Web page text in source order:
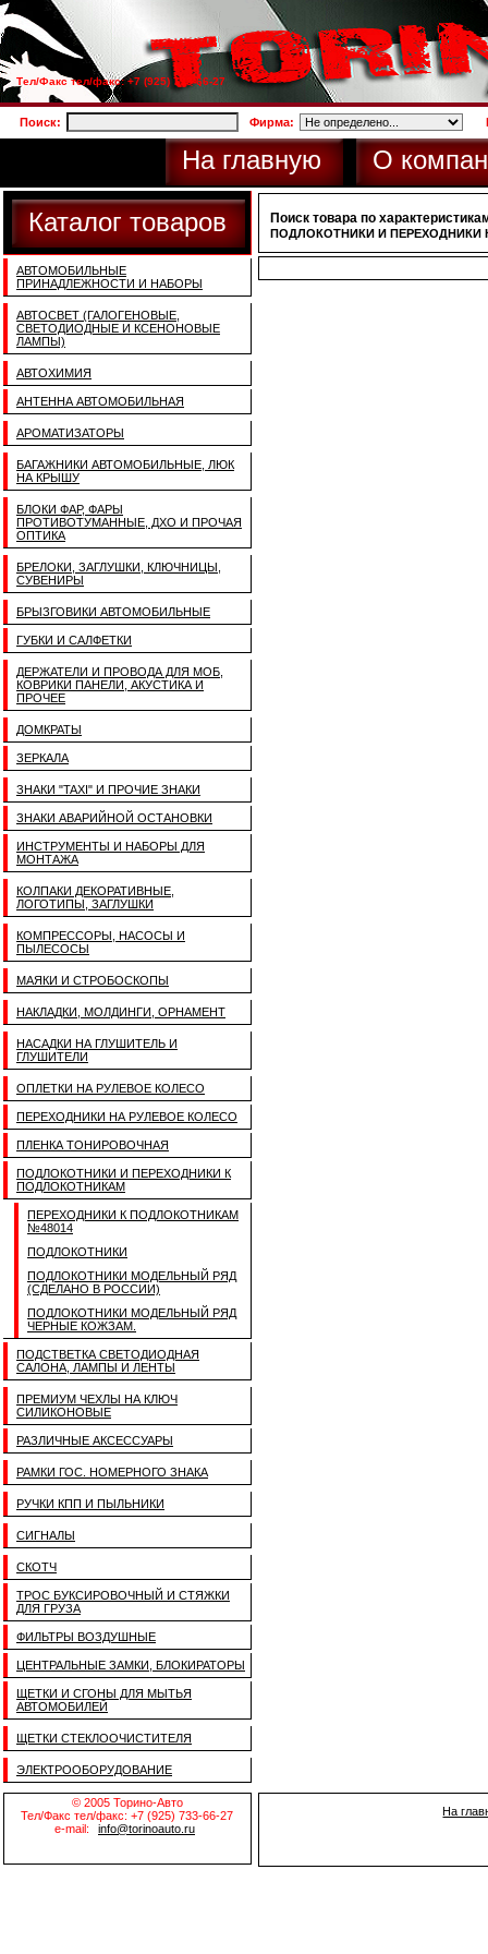
Тел/Факс тел/факс: +7 (925) 733-66-27
Поиск: Фирма:
На главную О
Каталог товаров
АВТОМОБИЛЬНЫЕ
ПРИНАДЛЕЖНОСТИ И НАБОРЫ
АВТОСВЕТ (ГАЛОГЕНОВЫЕ,
СВЕТОДИОДНЫЕ И КСЕНОНОВЫЕ
ЛАМПЫ)
АВТОХИМИЯ
АНТЕННА АВТОМОБИЛЬНАЯ
АРОМАТИЗАТОРЫ
БАГАЖНИКИ АВТОМОБИЛЬНЫЕ, ЛЮК
НА КРЫШУ
БЛОКИ ФАР, ФАРЫ
ПРОТИВОТУМАННЫЕ, ДХО И ПРОЧАЯ
ОПТИКА
БРЕЛОКИ, ЗАГЛУШКИ, КЛЮЧНИЦЫ,
СУВЕНИРЫ
БРЫЗГОВИКИ АВТОМОБИЛЬНЫЕ
ГУБКИ И САЛФЕТКИ
ДЕРЖАТЕЛИ И ПРОВОДА ДЛЯ МОБ,
КОВРИКИ ПАНЕЛИ, АКУСТИКА И
ПРОЧЕЕ
ДОМКРАТЫ
ЗЕРКАЛА
ЗНАКИ "TAXI" И ПРОЧИЕ ЗНАКИ
ЗНАКИ АВАРИЙНОЙ ОСТАНОВКИ
ИНСТРУМЕНТЫ И НАБОРЫ ДЛЯ
МОНТАЖА
КОЛПАКИ ДЕКОРАТИВНЫЕ,
ЛОГОТИПЫ, ЗАГЛУШКИ
КОМПРЕССОРЫ, НАСОСЫ И
ПЫЛЕСОСЫ
МАЯКИ И СТРОБОСКОПЫ
НАКЛАДКИ, МОЛДИНГИ, ОРНАМЕНТ
НАСАДКИ НА ГЛУШИТЕЛЬ И
ГЛУШИТЕЛИ
ОПЛЕТКИ НА РУЛЕВОЕ КОЛЕСО
ПЕРЕХОДНИКИ НА РУЛЕВОЕ КОЛЕСО
ПЛЕНКА ТОНИРОВОЧНАЯ
ПОДЛОКОТНИКИ И ПЕРЕХОДНИКИ К
ПОДЛОКОТНИКАМ
ПЕРЕХОДНИКИ К ПОДЛОКОТНИКАМ
№48014
ПОДЛОКОТНИКИ
ПОДЛОКОТНИКИ МОДЕЛЬНЫЙ РЯД
(СДЕЛАНО В РОССИИ)
ПОДЛОКОТНИКИ МОДЕЛЬНЫЙ РЯД
ЧЕРНЫЕ КОЖЗАМ.
ПОДСТВЕТКА СВЕТОДИОДНАЯ
САЛОНА, ЛАМПЫ И ЛЕНТЫ
ПРЕМИУМ ЧЕХЛЫ НА КЛЮЧ
СИЛИКОНОВЫЕ
РАЗЛИЧНЫЕ АКСЕССУАРЫ
РАМКИ ГОС. НОМЕРНОГО ЗНАКА
РУЧКИ КПП И ПЫЛЬНИКИ
СИГНАЛЫ
СКОТЧ
ТРОС БУКСИРОВОЧНЫЙ И СТЯЖКИ
ДЛЯ ГРУЗА
ФИЛЬТРЫ ВОЗДУШНЫЕ
ЦЕНТРАЛЬНЫЕ ЗАМКИ, БЛОКИРАТОРЫ
ЩЕТКИ И СГОНЫ ДЛЯ МЫТЬЯ
АВТОМОБИЛЕЙ
ЩЕТКИ СТЕКЛООЧИСТИТЕЛЯ
ЭЛЕКТРООБОРУДОВАНИЕ
Поиск товара по
ПОДЛОКОТНИКИ И ПЕРЕХОДНИКИ
© 2005 Торино-Авто
Тел/Факс тел/факс: +7 (925) 733-66-27
e-mail:
info@torinoauto.ru
На